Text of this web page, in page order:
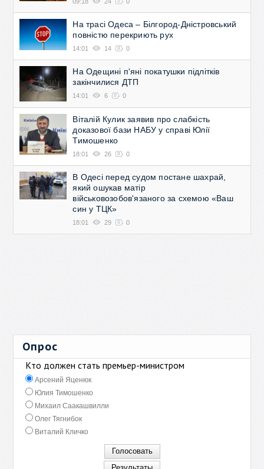
На трасі Одеса – Білгород-Дністровський
повністю перекриють рух
14:01 14 0
На Одещині п'яні покатушки підлітків
закінчилися ДТП
14:01 6 0
Віталій Кулик заявив про слабкість
доказової бази НАБУ у справі Юлії
Тимошенко
18:01 26 0
В Одесі перед судом постане шахрай,
який ошукав матір
військовозобов'язаного за схемою «Ваш
син у ТЦК»
18:01 29 0
Опрос
Кто должен стать премьер-министром
Арсений Яценюк
Юлия Тимошенко
Михаил Саакашвилли
Олег Тягнибок
Виталий Кличко